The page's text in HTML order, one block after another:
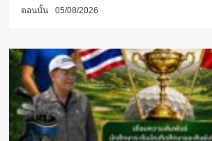
ตอนนั้น 05/08/2026